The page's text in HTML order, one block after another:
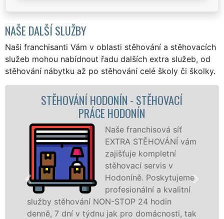
NAŠE DALŠÍ SLUŽBY
Naši franchisanti Vám v oblasti stěhování a stěhovacích
služeb mohou nabídnout řadu dalších extra služeb, od
stěhování nábytku až po stěhování celé školy či školky.
- STĚHOVACÍ
Naše franchisová síť
EXTRA STĚHOVÁNÍ vám
zajišťuje kompletní
stěhovací servis v
Hodoníně. Poskytujeme
profesionální a kvalitní
NON-STOP 24 hodin
jak pro domácnosti, tak
služby
celém okresu